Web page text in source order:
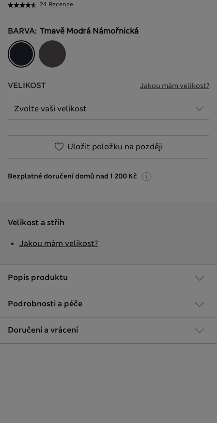
24 Recenze
BARVA: Tmavě Modrá Námořnická
VELIKOST Jakou mám velikost?
Uložit položku na později
Bezplatné doručení domů nad 1 200 Kč
Popis produktu
Podrobnosti a péče
Doručení a vrácení
Velikost a střih
Jakou mám velikost?